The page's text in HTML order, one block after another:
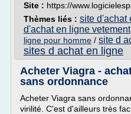
Site : https://
Thèmes liés : site d'achat
d'achat en ligne vetement
ligne pour homme / site d
sites d achat en ligne
Acheter Viagra -
sans ordonnance
Acheter Viagra sans
virilité. C'est d'ailleurs très